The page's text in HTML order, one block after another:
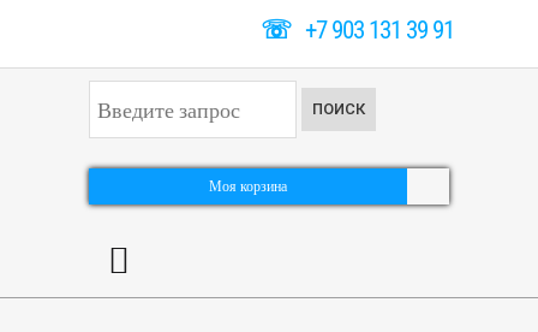
☏+7 903 131 39 91
к
а
ь
ПОИСК
Моя корзина